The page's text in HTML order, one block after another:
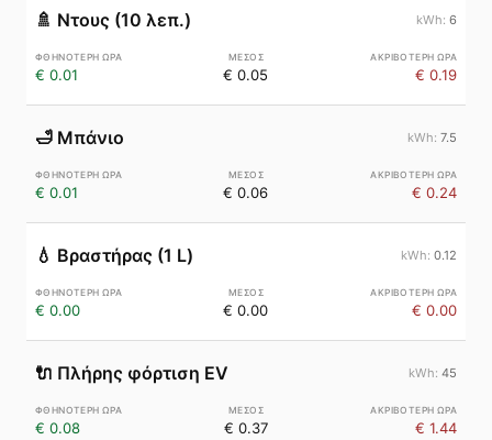
🚿 Ντους (10 λεπ.) 6
€ 0.01 € 0.05 € 0.19
🛁 Μπάνιο 7.5
€ 0.01 € 0.06 € 0.24
💧 Βραστήρας (1 L) 0.12
€ 0.00 € 0.00 € 0.00
🔌 Πλήρης φόρτιση EV 45
€ 0.08 € 0.37 € 1.44